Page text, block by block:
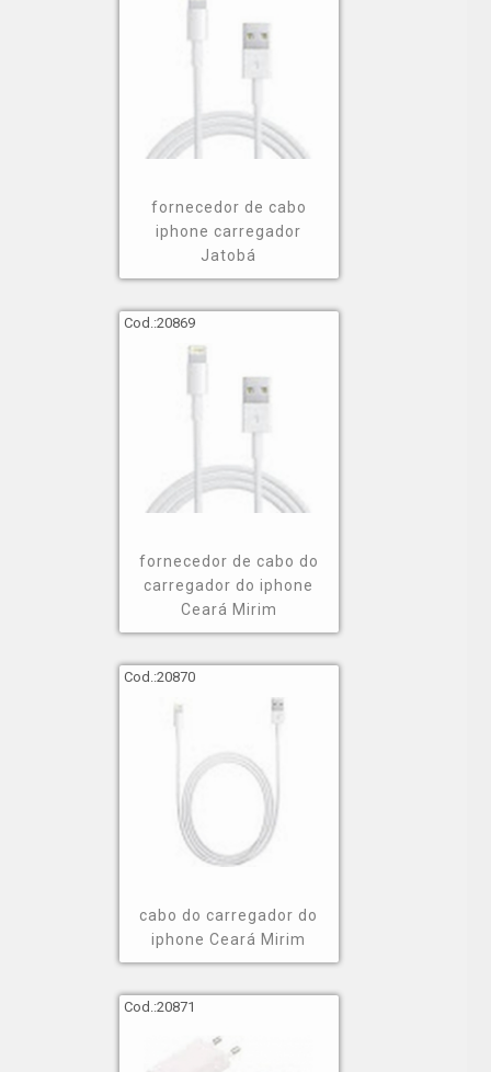
fornecedor de cabo
iphone carregador
Jatobá
Cod.:20869
fornecedor de cabo do
carregador do iphone
Ceará Mirim
Cod.:20870
cabo do carregador do
iphone Ceará Mirim
Cod.:20871